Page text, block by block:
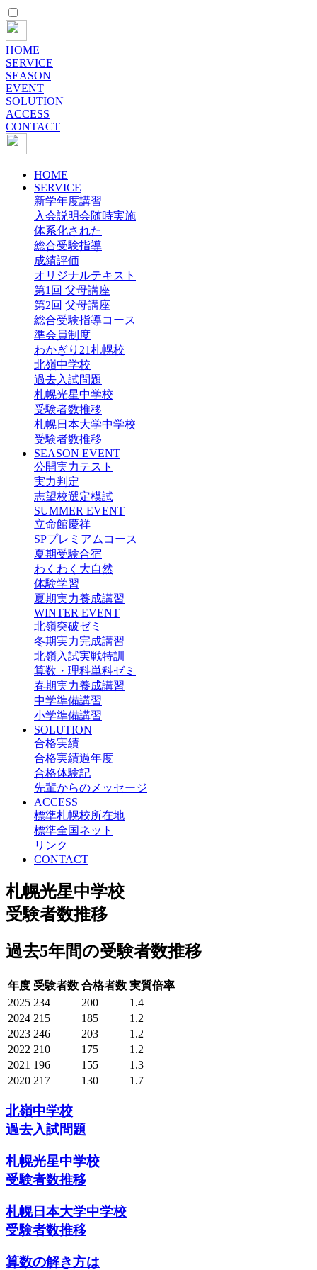
HOME
SERVICE
SEASON
EVENT
SOLUTION
ACCESS
CONTACT
HOME
SERVICE
新学年度講習
入会説明会随時実施
体系化された
総合受験指導
成績評価
オリジナルテキスト
第1回 父母講座
第2回 父母講座
総合受験指導コース
準会員制度
わかぎり21札幌校
北嶺中学校
過去入試問題
札幌光星中学校
受験者数推移
札幌日本大学中学校
受験者数推移
SEASON EVENT
公開実力テスト
実力判定
志望校選定模試
SUMMER EVENT
立命館慶祥
SPプレミアムコース
夏期受験合宿
わくわく大自然
体験学習
夏期実力養成講習
WINTER EVENT
北嶺突破ゼミ
冬期実力完成講習
北嶺入試実戦特訓
算数・理科単科ゼミ
春期実力養成講習
中学準備講習
小学準備講習
SOLUTION
合格実績
合格実績過年度
合格体験記
先輩からのメッセージ
ACCESS
標準札幌校所在地
標準全国ネット
リンク
CONTACT
札幌光星中学校
受験者数推移
過去5年間の受験者数推移
年度 受験者数 合格者数 実質倍率
2025 234 200
1.4
2024 215 185
1.2
2023 246 203
1.2
2022 210 175
1.2
2021 196 155
1.3
2020 217 130 1.7
北嶺中学校
過去入試問題
札幌光星中学校
受験者数推移
札幌日本大学中学校
受験者数推移
算数の解き方は